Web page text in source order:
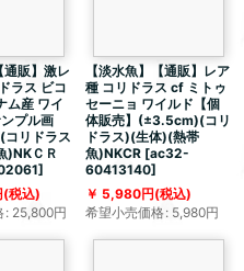
通販】激レ
ラス ビコ
ム産 ワイ
プル画
リドラス
)NKＣＲ
]
(税込)
: 25,800円
【淡水魚】【通販】レア
種 コリドラス cf ミトゥ
セーニョ ワイルド【個
体販売】(±3.5cm)(コリ
ドラス)(生体)(熱帯
魚)NKCR [ac32-
60413140]
5,980円(税込)
希望小売価格: 5,980円